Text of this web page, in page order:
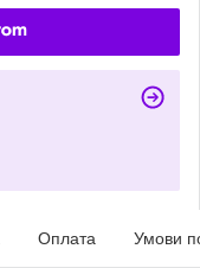
Оплата Умови